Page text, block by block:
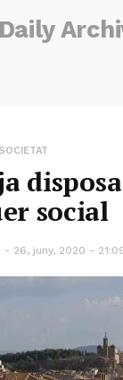
Daily
SOCIETAT
social
26, juny, 2020 -